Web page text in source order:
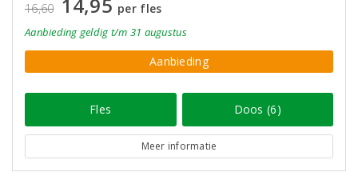
16,60 per fles
Aanbieding geldig t/m 31 augustus
Aanbieding
Fles Doos (6)
Meer informatie